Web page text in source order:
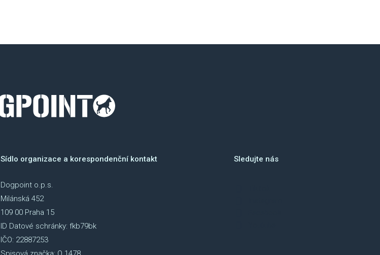
Sídlo organizace a korespondenční kontakt
Dogpoint o.p.s.
Milánská 452
109 00 Praha 15
ID Datové schránky: fkb79bk
IČO: 22887253
Sledujte nás